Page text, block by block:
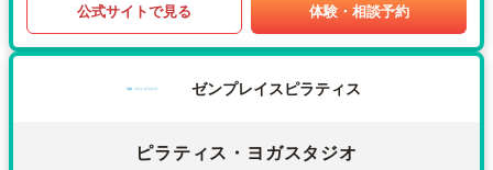
公式サイトで見る 体験・相談予約
ゼンプレイスピラティス
ピラティス・ヨガスタジオ